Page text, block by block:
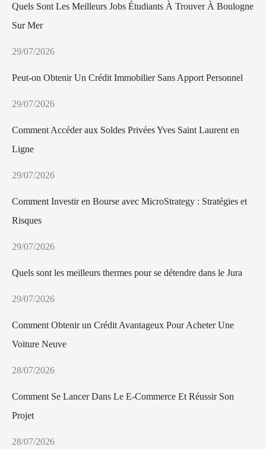
Quels Sont Les Meilleurs Jobs Étudiants À Trouver À Boulogne
Sur Mer
29/07/2026
Peut-on Obtenir Un Crédit Immobilier Sans Apport Personnel
29/07/2026
Comment Accéder aux Soldes Privées Yves Saint Laurent en
Ligne
29/07/2026
Comment Investir en Bourse avec MicroStrategy : Stratégies et
Risques
29/07/2026
Quels sont les meilleurs thermes pour se détendre dans le Jura
29/07/2026
Comment Obtenir un Crédit Avantageux Pour Acheter Une
Voiture Neuve
28/07/2026
Comment Se Lancer Dans Le E-Commerce Et Réussir Son
Projet
28/07/2026